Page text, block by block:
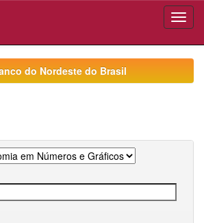
do Nordeste do Brasil